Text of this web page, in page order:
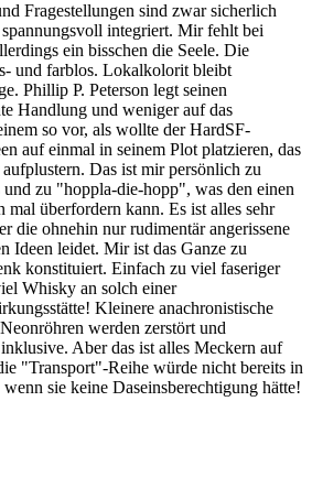
Fragestellungen sind zwar sicherlich
integriert. Mir fehlt bei
ein bisschen die Seele. Die
und farblos. Lokalkolorit bleibt
Phillip P. Peterson legt seinen
Handlung und weniger auf das
so vor, als wollte der HardSF-
auf einmal in seinem Plot platzieren, das
Das ist mir persönlich zu
zu "hoppla-die-hopp", was den einen
mal überfordern kann. Es ist alles sehr
die ohnehin nur rudimentär angerissene
Ideen leidet. Mir ist das Ganze zu
konstituiert. Einfach zu viel faseriger
Whisky an solch einer
Kleinere anachronistische
werden zerstört und
Aber das ist alles Meckern auf
"Transport"-Reihe würde nicht bereits in
sie keine Daseinsberechtigung hätte!